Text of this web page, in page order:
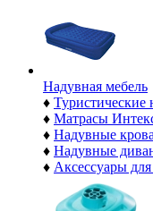
Надувная мебель
♦ Туристические
♦ Матрасы
♦ Надувные
♦ Надувные
♦ Аксессуары